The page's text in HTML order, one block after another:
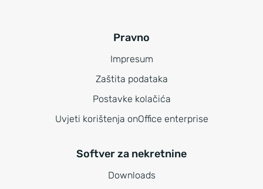
Pravno
Impresum
Zaštita podataka
Postavke kolačića
Uvjeti korištenja onOffice enterprise
Softver za nekretnine
Downloads